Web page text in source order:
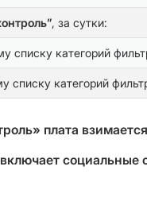
, за сутки:
списку категорий
списку категорий
плата
социальные